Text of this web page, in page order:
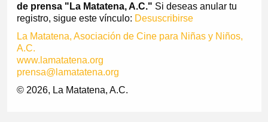
de prensa "La Matatena, A.C." Si deseas anular tu
registro, sigue este vínculo: Desuscribirse
La Matatena, Asociación de Cine para Niñas y Niños,
A.C.
www.lamatatena.org
prensa@lamatatena.org
© 2026, La Matatena, A.C.